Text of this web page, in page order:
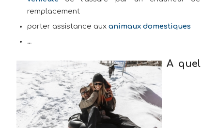
remplacement
porter assistance aux animaux domestiques
…
A quel